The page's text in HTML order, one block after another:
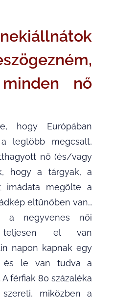
nő
hogy Európában
legtöbb megcsalt,
nő (és/vagy
hogy a tárgyak, a
imádata megölte a
eltűnőben van…
a negyvenes női
teljesen el van
napon kapnak egy
és le van tudva a
férfiak 80 százaléka
szereti, miközben a